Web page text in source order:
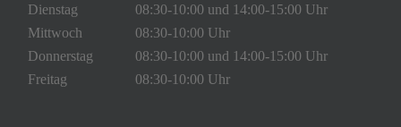
Dienstag
08:30-10:00 und 14:00-15:00 Uhr
Mittwoch
08:30-10:00 Uhr
Donnerstag
08:30-10:00 und 14:00-15:00 Uhr
Freitag
08:30-10:00 Uhr